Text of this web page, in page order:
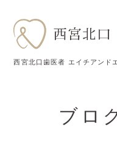
西宮北口歯医者 エイチアンド
ブロ